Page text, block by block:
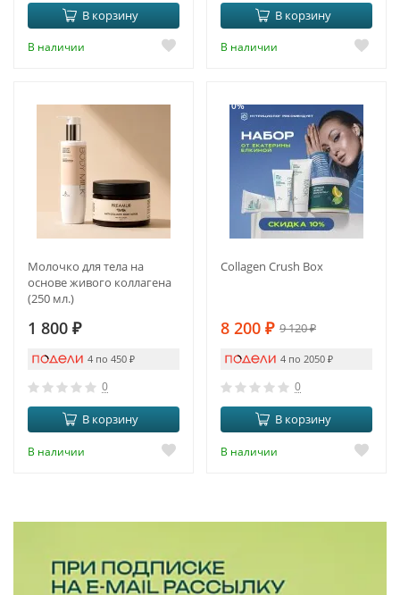
В корзину
В наличии
В корзину
В наличии
Молочко для тела на
основе живого коллагена
(250 мл.)
1 800 ₽
4 по 450 ₽
0
В корзину
В наличии
-10%
Collagen Crush Box
8 200 ₽ 9 120₽
4 по 2050 ₽
0
В корзину
В наличии